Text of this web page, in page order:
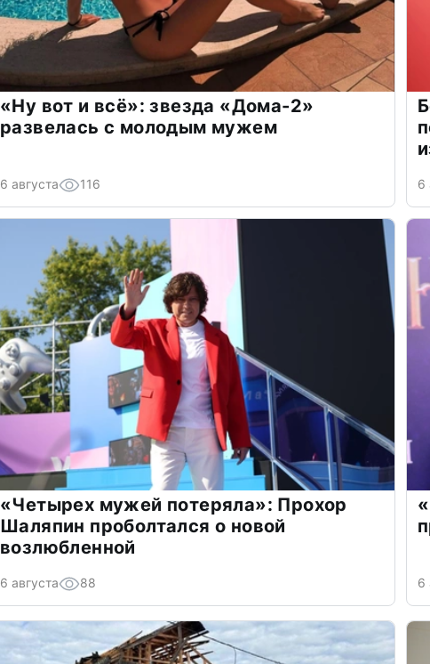
«Ну вот и всё»: звезда «Дома-2»
развелась с молодым мужем
6 августа 116 6
«Четырех мужей потеряла»: Прохор
Шаляпин проболтался о новой
возлюбленной
6 августа 88 6